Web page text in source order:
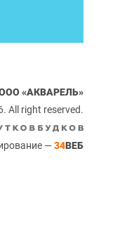
«АКВАРЕЛЬ»
All right reserved.
— 34ВЕБ